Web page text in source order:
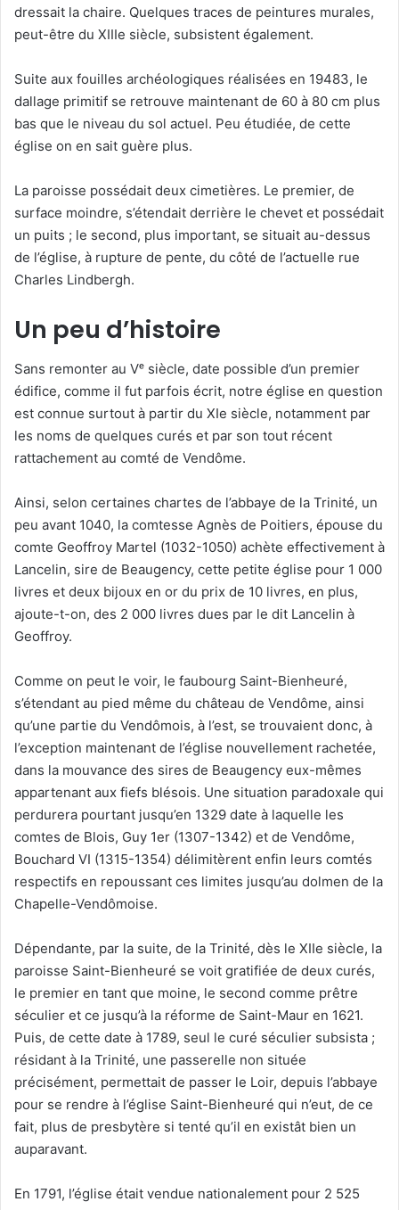
dressait la chaire. Quelques traces de peintures murales,
peut-être du XIIIe siècle, subsistent également.
Suite aux fouilles archéologiques réalisées en 19483, le
dallage primitif se retrouve maintenant de 60 à 80 cm plus
bas que le niveau du sol actuel. Peu étudiée, de cette
église on en sait guère plus.
La paroisse possédait deux cimetières. Le premier, de
surface moindre, s’étendait derrière le chevet et possédait
un puits ; le second, plus important, se situait au-dessus
de l’église, à rupture de pente, du côté de l’actuelle rue
Charles Lindbergh.
Un peu d’histoire
Sans remonter au Vᵉ siècle, date possible d’un premier
édifice, comme il fut parfois écrit, notre église en question
est connue surtout à partir du XIe siècle, notamment par
les noms de quelques curés et par son tout récent
rattachement au comté de Vendôme.
Ainsi, selon certaines chartes de l’abbaye de la Trinité, un
peu avant 1040, la comtesse Agnès de Poitiers, épouse du
comte Geoffroy Martel (1032-1050) achète effectivement à
Lancelin, sire de Beaugency, cette petite église pour 1 000
livres et deux bijoux en or du prix de 10 livres, en plus,
ajoute-t-on, des 2 000 livres dues par le dit Lancelin à
Geoffroy.
Comme on peut le voir, le faubourg Saint-Bienheuré,
s’étendant au pied même du château de Vendôme, ainsi
qu’une partie du Vendômois, à l’est, se trouvaient donc, à
l’exception maintenant de l’église nouvellement rachetée,
dans la mouvance des sires de Beaugency eux-mêmes
appartenant aux fiefs blésois. Une situation paradoxale qui
perdurera pourtant jusqu’en 1329 date à laquelle les
comtes de Blois, Guy 1er (1307-1342) et de Vendôme,
Bouchard VI (1315-1354) délimitèrent enfin leurs comtés
respectifs en repoussant ces limites jusqu’au dolmen de la
Chapelle-Vendômoise.
Dépendante, par la suite, de la Trinité, dès le XIIe siècle, la
paroisse Saint-Bienheuré se voit gratifiée de deux curés,
le premier en tant que moine, le second comme prêtre
séculier et ce jusqu’à la réforme de Saint-Maur en 1621.
Puis, de cette date à 1789, seul le curé séculier subsista ;
résidant à la Trinité, une passerelle non située
précisément, permettait de passer le Loir, depuis l’abbaye
pour se rendre à l’église Saint-Bienheuré qui n’eut, de ce
fait, plus de presbytère si tenté qu’il en existât bien un
auparavant.
En 1791, l’église était vendue nationalement pour 2 525